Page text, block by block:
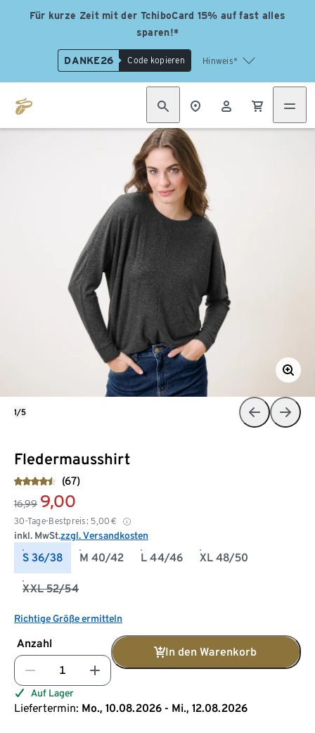
Für kurze Zeit mit der TchiboCard 15% auf fast alles
sparen!*
DANKE26 Code kopieren Hinweis*
Fledermausshirt
(67)
16,99 9,00
30-Tage-Bestpreis: 5,00 €
inkl. MwSt.zzgl. Versandkosten
S 36/38 M 40/42 L 44/46 XL 48/50
XXL 52/54
Richtige Größe ermitteln
Anzahl
In den Warenkorb
Auf Lager
Liefertermin: Mo., 10.08.2026 - Mi., 12.08.2026
1/5